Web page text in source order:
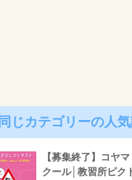
同じカテゴリーの人
【募集終了】コヤ
クール│教習所ピク